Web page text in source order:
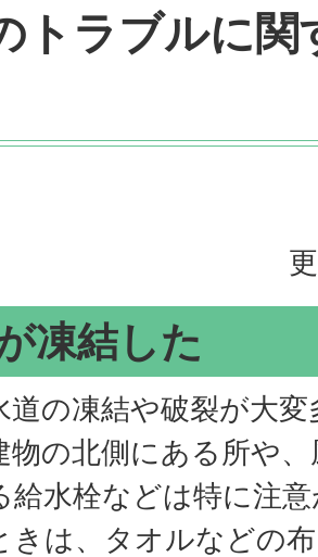
トラブルに関
凍結した
道の凍結や破裂が大
物の北側にある所や
給水栓などは特に注
きは、タオルなどの